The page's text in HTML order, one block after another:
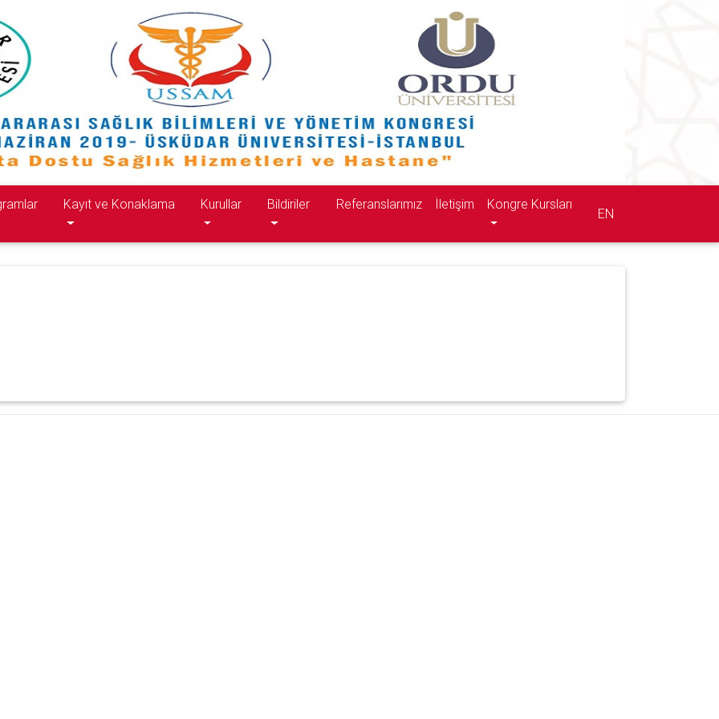
Kayıt ve Konaklama Kurullar Bildiriler Referanslarımız İletişim Kongre Kursları
EN